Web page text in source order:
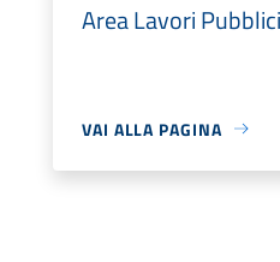
Area Lavori
VAI ALLA PAGINA